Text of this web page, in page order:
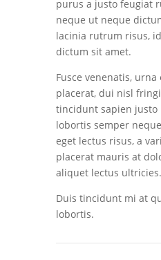
purus a justo feugiat
neque ut neque
lacinia rutrum risus,
dictum sit amet.
Fusce venenatis, urna
placerat, dui nisl
tincidunt sapien
lobortis semper
eget lectus risus, a
placerat mauris at
aliquet lectus ultricies.
Duis tincidunt mi at
lobortis.